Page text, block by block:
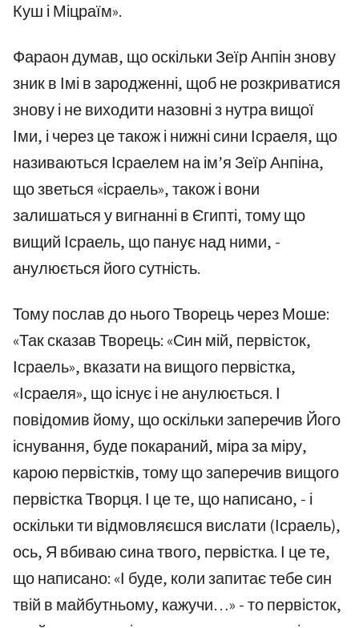
Куш і Міцраїм».
Фараон думав, що оскільки Зеїр Анпін знову
зник в Імі в зародженні, щоб не розкриватися
знову і не виходити назовні з нутра вищої
Іми, і через це також і нижні сини Ісраеля, що
називаються Ісраелем на ім’я Зеїр Анпіна,
що зветься «ісраель», також і вони
залишаться у вигнанні в Єгипті, тому що
вищий Ісраель, що панує над ними, -
анулюється його сутність.
Тому послав до нього Творець через Моше:
«Так сказав Творець: «Син мій, первісток,
Ісраель», вказати на вищого первістка,
«Ісраеля», що існує і не анулюється. І
повідомив йому, що оскільки заперечив Його
існування, буде покараний, міра за міру,
карою первістків, тому що заперечив вищого
первістка Творця. І це те, що написано, - і
оскільки ти відмовляєшся вислати (Ісраель),
ось, Я вбиваю сина твого, первістка. І це те,
що написано: «І буде, коли запитає тебе син
твій в майбутньому, кажучи…» - то первісток,